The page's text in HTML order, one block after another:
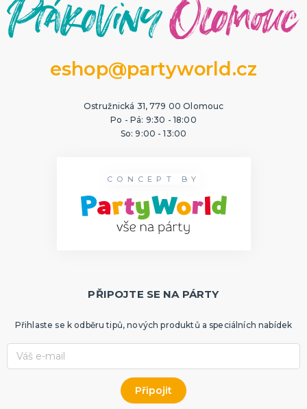
eshop@partyworld.cz
Ostružnická 31, 779 00 Olomouc
Po - Pá: 9:30 - 18:00
So: 9:00 - 13:00
CONCEPT BY
PŘIPOJTE SE NA PÁRTY
Přihlaste se k odběru tipů, nových produktů a speciálních nabídek